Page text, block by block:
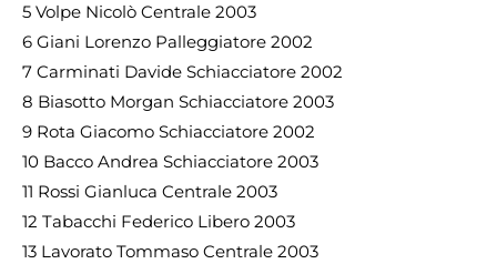
5 Volpe Nicolò Centrale 2003
6 Giani Lorenzo Palleggiatore 2002
7 Carminati Davide Schiacciatore 2002
8 Biasotto Morgan Schiacciatore 2003
9 Rota Giacomo Schiacciatore 2002
10 Bacco Andrea Schiacciatore 2003
11 Rossi Gianluca Centrale 2003
12 Tabacchi Federico Libero 2003
13 Lavorato Tommaso Centrale 2003